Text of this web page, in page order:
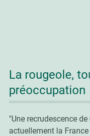
La rougeole,
préoccupation
"Une recrudescence
actuellement la